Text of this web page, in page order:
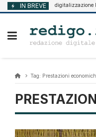
Vai
al
IN BREVE
Voucher digitalizzazione PMI
Tag: Prestazioni